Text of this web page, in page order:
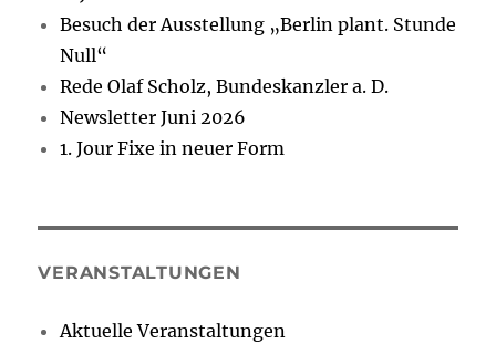
Besuch der Ausstellung „Berlin plant. Stunde
Null“
Rede Olaf Scholz, Bundeskanzler a. D.
Newsletter Juni 2026
1. Jour Fixe in neuer Form
VERANSTALTUNGEN
Aktuelle Veranstaltungen